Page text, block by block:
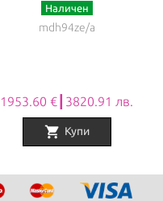
Наличен
mdh94ze/a
1953.60 €┃3820.91 лв.
shopping_cart Купи